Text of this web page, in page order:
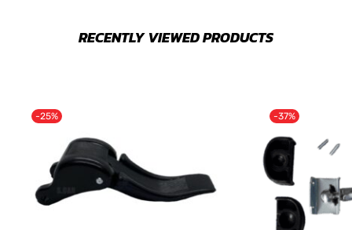
RECENTLY VIEWED PRODUCTS
-25% -37%